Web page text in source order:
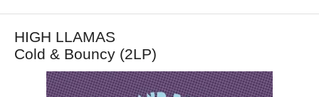
HIGH LLAMAS
Cold & Bouncy (2LP)